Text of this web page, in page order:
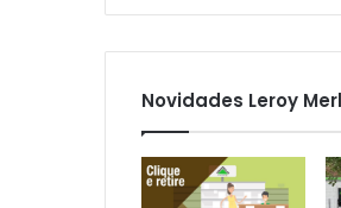
Novidades Leroy